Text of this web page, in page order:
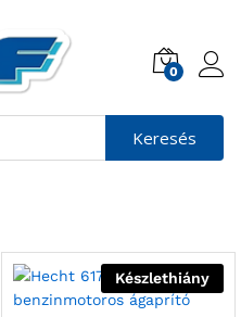
0
Keresés
Készlethiány